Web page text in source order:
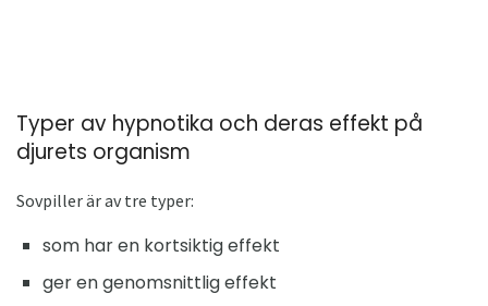
Typer av hypnotika och deras effekt på
djurets organism
Sovpiller är av tre typer:
som har en kortsiktig effekt
ger en genomsnittlig effekt